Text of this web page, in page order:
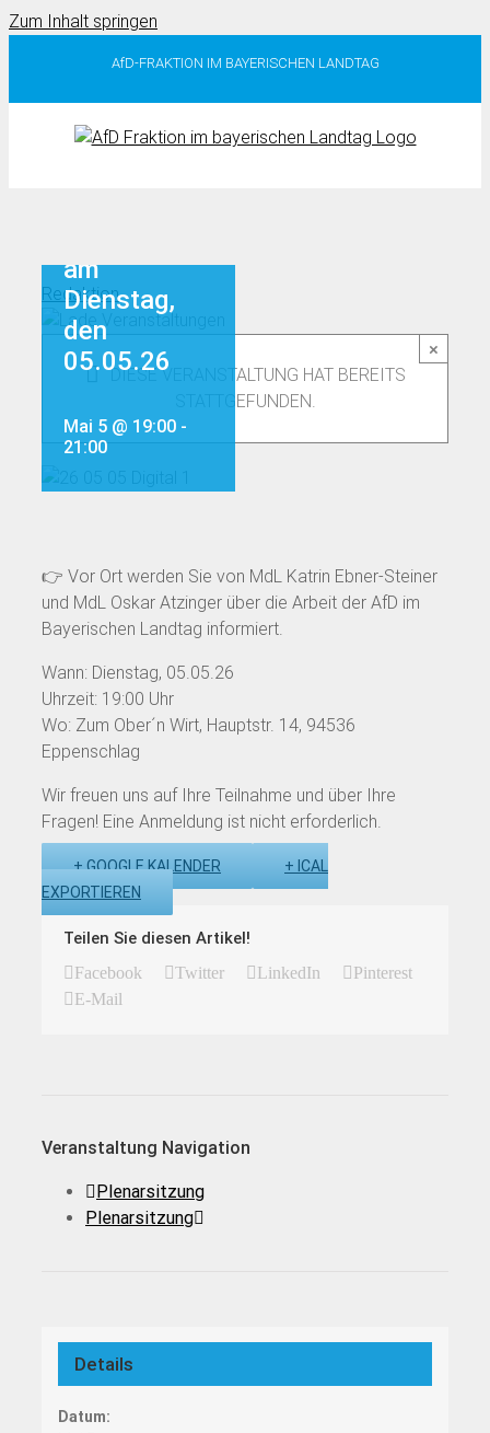
Zum Inhalt springen
AfD-FRAKTION IM BAYERISCHEN LANDTAG
Redaktion
×
DIESE VERANSTALTUNG HAT BEREITS
STATTGEFUNDEN.
am
Dienstag,
den
05.05.26
Mai 5 @ 19:00 -
21:00
👉 Vor Ort werden Sie von MdL Katrin Ebner-Steiner
und MdL Oskar Atzinger über die Arbeit der AfD im
Bayerischen Landtag informiert.
Wann: Dienstag, 05.05.26
Uhrzeit: 19:00 Uhr
Wo: Zum Ober´n Wirt, Hauptstr. 14, 94536
Eppenschlag
Wir freuen uns auf Ihre Teilnahme und über Ihre
Fragen! Eine Anmeldung ist nicht erforderlich.
+ GOOGLE KALENDER
+ ICAL
EXPORTIEREN
Teilen Sie diesen Artikel!
Facebook Twitter LinkedIn
Pinterest
E-Mail
Veranstaltung Navigation
Plenarsitzung
Plenarsitzung
Details
Datum: